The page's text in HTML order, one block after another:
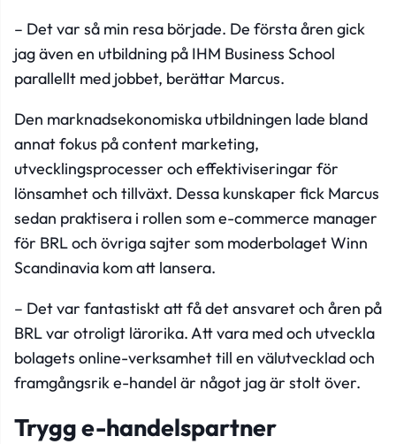
– Det var så min resa började. De första åren gick
jag även en utbildning på IHM Business School
parallellt med jobbet, berättar Marcus.
Den marknadsekonomiska utbildningen lade bland
annat fokus på content marketing,
utvecklingsprocesser och effektiviseringar för
lönsamhet och tillväxt. Dessa kunskaper fick Marcus
sedan praktisera i rollen som e-commerce manager
för BRL och övriga sajter som moderbolaget Winn
Scandinavia kom att lansera.
– Det var fantastiskt att få det ansvaret och åren på
BRL var otroligt lärorika. Att vara med och utveckla
bolagets online-verksamhet till en välutvecklad och
framgångsrik e-handel är något jag är stolt över.
Trygg e-handelspartner